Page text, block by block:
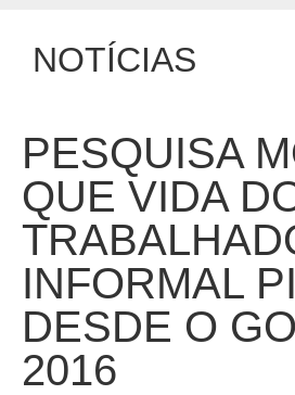
NOTÍCIAS
PESQUISA
QUE VIDA
INFORMAL
DESDE O
2016